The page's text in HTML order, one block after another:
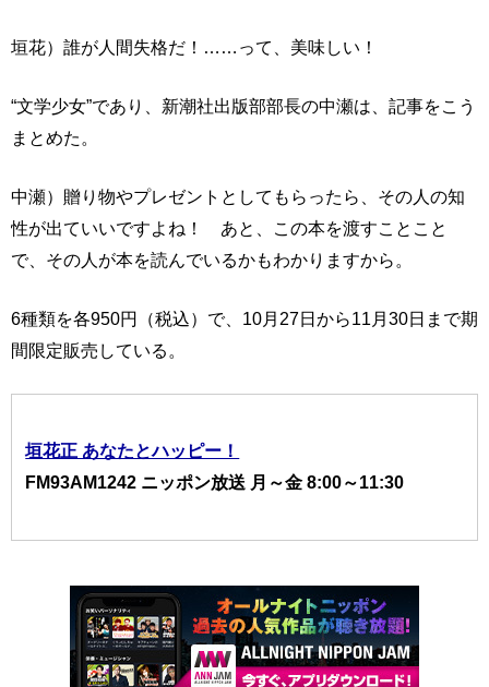
垣花）誰が人間失格だ！……って、美味しい！
“文学少女”であり、新潮社出版部部長の中瀬は、記事をこう
まとめた。
中瀬）贈り物やプレゼントとしてもらったら、その人の知
性が出ていいですよね！ あと、この本を渡すことこと
で、その人が本を読んでいるかもわかりますから。
6種類を各950円（税込）で、10月27日から11月30日まで期
間限定販売している。
垣花正 あなたとハッピー！
FM93AM1242 ニッポン放送 月～金 8:00～11:30